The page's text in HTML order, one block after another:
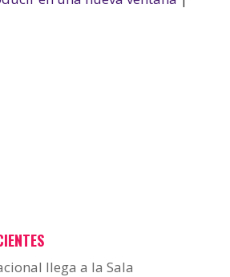
llega a la Sala